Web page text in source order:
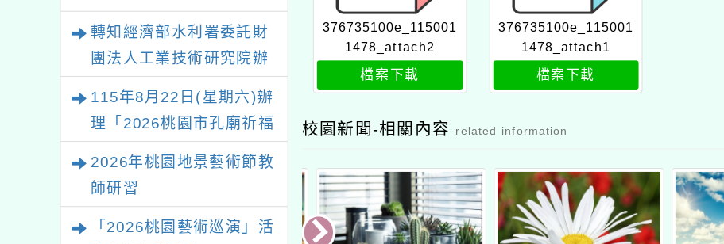
轉知經濟部水利署委託財
團法人工業技術研究院辦
績優單位及節水達人選拔
活動」
115年8月22日(星期六)辦
理「2026桃園市孔廟祈福
系列活動—儒門初開 智慧
啟航」
2026年桃園地景藝術節教
師研習
「2026桃園藝術巡演」活
376735100e_115001
1478_attach2
檔案下載
376735100e_115001
1478_attach1
檔案下載
校園新聞-相關內容 related information